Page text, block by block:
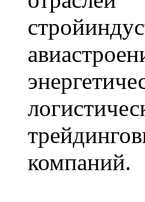
компаний.